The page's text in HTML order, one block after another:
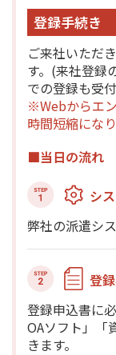
登録手続き
ご来社いただ
す。(来社登録
での登録も受付
※Webからエ
時間短縮にな
■当日の流れ
シ
弊社の派遣シ
登
登録申込書に
OAソフト」「
きます。